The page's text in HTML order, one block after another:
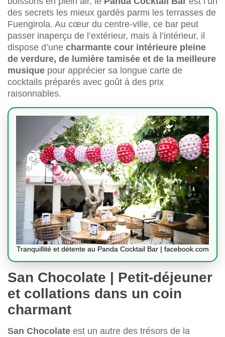
des secrets les mieux gardés parmi les terrasses de
Fuengirola. Au cœur du centre-ville, ce bar peut
passer inaperçu de l’extérieur, mais à l’intérieur, il
dispose d’une charmante cour intérieure pleine
de verdure, de lumière tamisée et de la meilleure
musique pour apprécier sa longue carte de
cocktails préparés avec goût à des prix
raisonnables.
Tranquillité et détente au Panda Cocktail Bar | facebook.com
San Chocolate | Petit-déjeuner
et collations dans un coin
charmant
San Chocolate est un autre des trésors de la